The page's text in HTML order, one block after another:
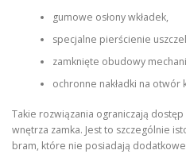
gumowe osłony wkładek,
specjalne pierścienie
zamknięte obudowy
ochronne nakładki na otwór
Takie rozwiązania ograniczają
wnętrza zamka. Jest to szczególnie
bram, które nie posiadają